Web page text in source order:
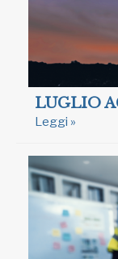
LUGLIO
Leggi »